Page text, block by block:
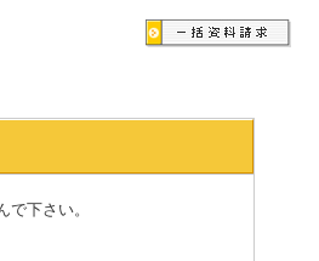
で下さい。